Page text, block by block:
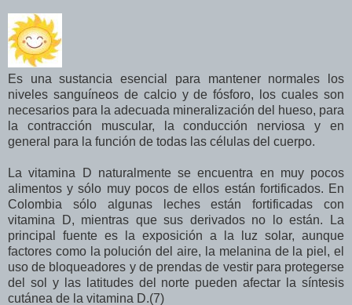
Es una sustancia esencial para mantener normales los
niveles sanguíneos de calcio y de fósforo, los cuales son
necesarios para la adecuada mineralización del hueso, para
la contracción muscular, la conducción nerviosa y en
general para la función de todas las células del cuerpo.
La vitamina D naturalmente se encuentra en muy pocos
alimentos y sólo muy pocos de ellos están fortificados. En
Colombia sólo algunas leches están fortificadas con
vitamina D, mientras que sus derivados no lo están. La
principal fuente es la exposición a la luz solar, aunque
factores como la polución del aire, la melanina de la piel, el
uso de bloqueadores y de prendas de vestir para protegerse
del sol y las latitudes del norte pueden afectar la síntesis
cutánea de la vitamina D.(7)